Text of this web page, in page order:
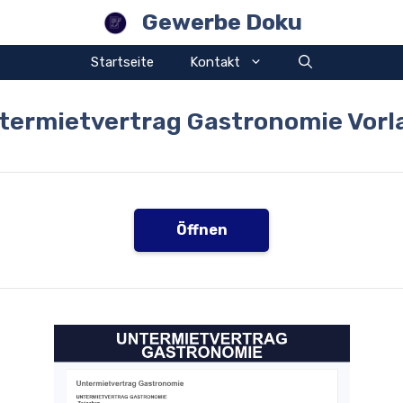
Gewerbe Doku
Startseite Kontakt
Gastronomie
Öffnen